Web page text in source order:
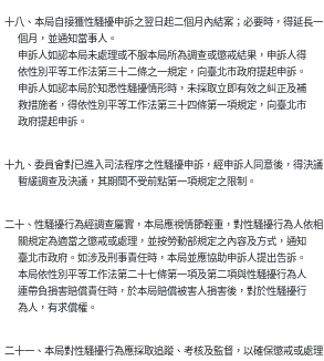
十八、本局自接獲性騷擾申訴之翌日起二個月內結案；必要時，得延長一
      個月，並通知當事人。
      申訴人如認本局未處理或不服本局所為調查或懲戒結果，申訴人得
      依性別平等工作法第三十二條之一規定，向臺北市政府提起申訴。
      申訴人如認本局於知悉性騷擾情形時，未採取立即有效之糾正及補
      救措施者，得依性別平等工作法第三十四條第一項規定，向臺北市
      政府提起申訴。
十九、委員會對已進入司法程序之性騷擾申訴，經申訴人同意後，得決議
      暫緩調查及決議，其期間不受前點第一項規定之限制。
二十、性騷擾行為經調查屬實，本局應視情節輕重，對性騷擾行為人依相
      關規定為適當之懲戒或處理，並按勞動部規定之內容及方式，通知
      臺北市政府。如涉及刑事責任時，本局並應協助申訴人提出告訴。
      本局依性別平等工作法第二十七條第一項及第二項與性騷擾行為人
      連帶負損害賠償責任時，於本局賠償被害人損害後，對於性騷擾行
      為人，有求償權。
二十一、本局對性騷擾行為應採取追蹤、考核及監督，以確保懲戒或處理